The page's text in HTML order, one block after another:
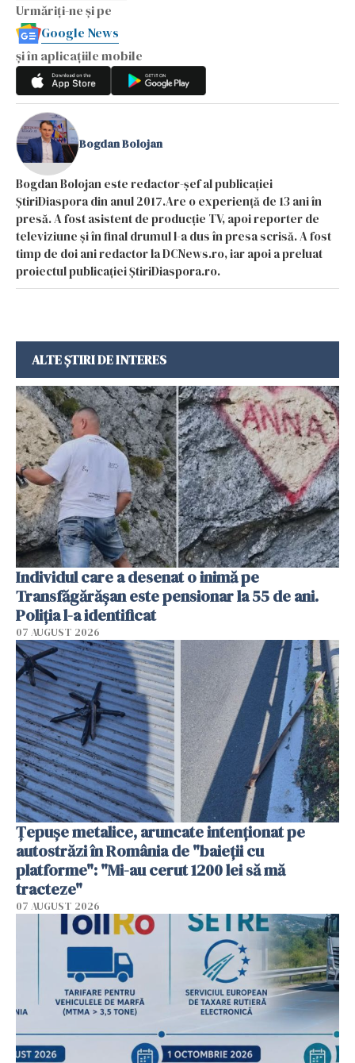
Urmăriți-ne și pe
Google News
și în aplicațiile mobile
Bogdan Bolojan
Bogdan Bolojan este redactor-șef al publicației
ȘtiriDiaspora din anul 2017.Are o experiență de 13 ani în
presă. A fost asistent de producție TV, apoi reporter de
televiziune și în final drumul l-a dus în presa scrisă. A fost
timp de doi ani redactor la DCNews.ro, iar apoi a preluat
proiectul publicației ȘtiriDiaspora.ro.
ALTE ȘTIRI DE INTERES
Individul care a desenat o inimă pe
Transfăgărășan este pensionar la 55 de ani.
Poliția l-a identificat
07 AUGUST 2026
Țepușe metalice, aruncate intenționat pe
autostrăzi în România de "baieții cu
platforme": "Mi-au cerut 1200 lei să mă
tracteze"
07 AUGUST 2026